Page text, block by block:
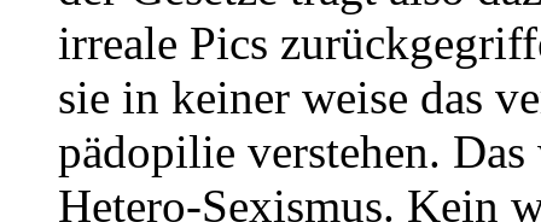
irreale Pics
sie in keiner weise das
pädopilie verstehen.
Hetero-Sexismus. Kein